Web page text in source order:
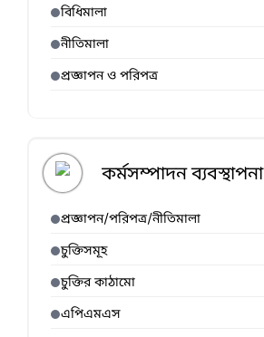
বিধিমালা
নীতিমালা
প্রজ্ঞাপন ও পরিপত্র
কর্মসম্পাদন ব্যবস্থাপনা
প্রজ্ঞাপন/পরিপত্র/নীতিমালা
চুক্তিসমূহ
চুক্তির কাঠামো
এপিএমএস